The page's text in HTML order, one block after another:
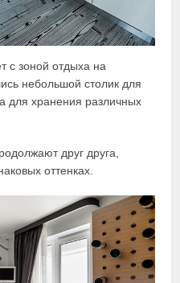
с зоной отдыха на
небольшой столик для
для хранения различных
друг друга,
оттенках.